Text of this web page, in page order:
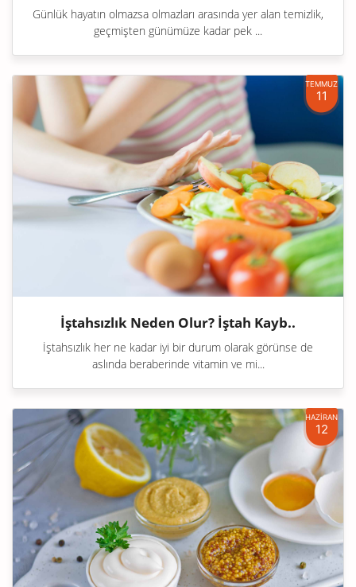
Günlük hayatın olmazsa olmazları arasında yer alan temizlik,
geçmişten günümüze kadar pek ...
TEMMUZ
11
İştahsızlık Neden Olur? İştah Kayb..
İştahsızlık her ne kadar iyi bir durum olarak görünse de
aslında beraberinde vitamin ve mi...
HAZİRAN
12